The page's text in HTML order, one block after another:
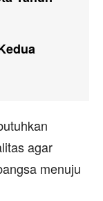
agar
menuju